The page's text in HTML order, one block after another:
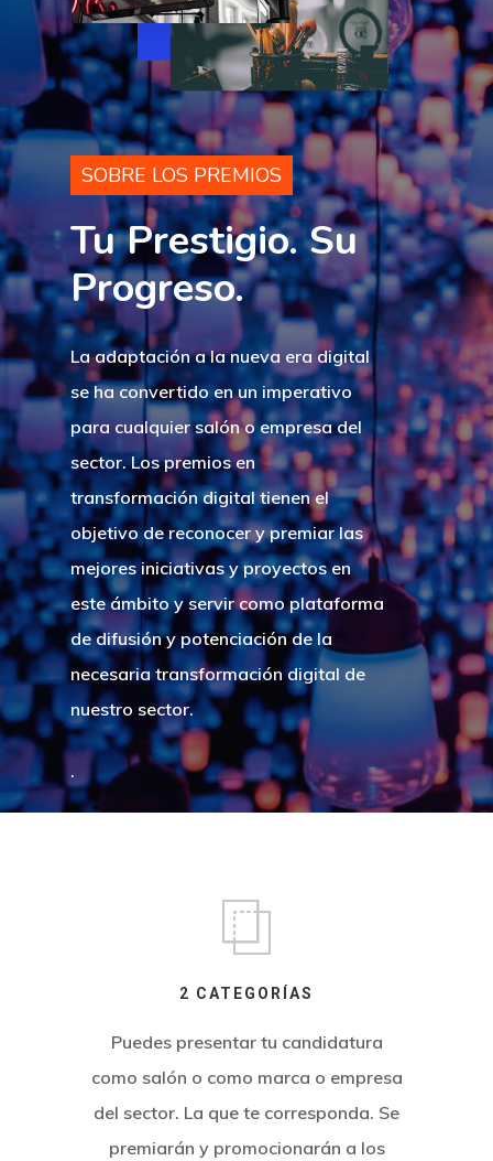
SOBRE LOS PREMIOS
Tu Prestigio. Su
Progreso.
La adaptación a la nueva era digital
se ha convertido en un imperativo
para cualquier salón o empresa del
sector. Los premios en
transformación digital tienen el
objetivo de reconocer y premiar las
mejores iniciativas y proyectos en
este ámbito y servir como plataforma
de difusión y potenciación de la
necesaria transformación digital de
nuestro sector.
.
2 CATEGORÍAS
Puedes presentar tu candidatura
como salón o como marca o empresa
del sector. La que te corresponda. Se
premiarán y promocionarán a los